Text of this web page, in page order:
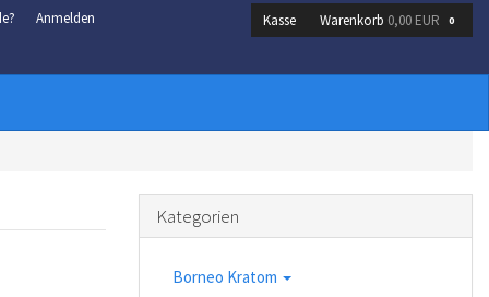
Anmelden Kasse Warenkorb 0,00 EUR 0
Kategorien
Borneo Kratom